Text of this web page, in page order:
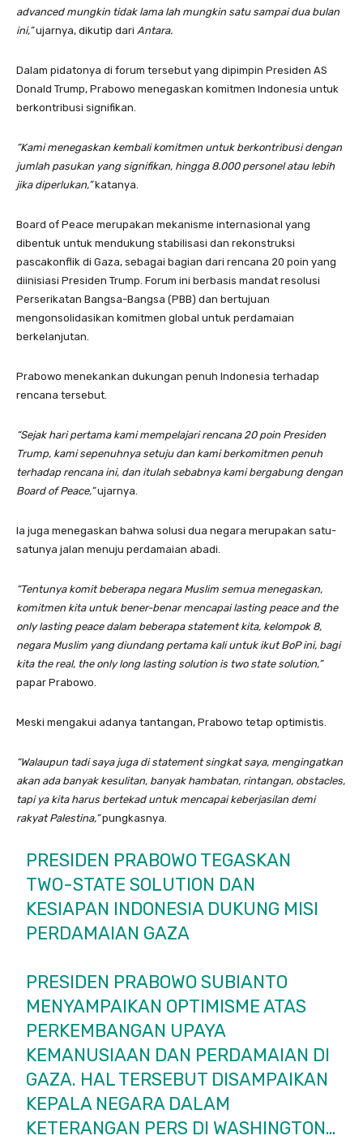
advanced mungkin tidak lama lah mungkin satu sampai dua bulan
ini,”ujarnya, dikutip dari Antara.
Dalam pidatonya di forum tersebut yang dipimpin Presiden AS
Donald Trump, Prabowo menegaskan komitmen Indonesia untuk
berkontribusi signifikan.
“Kami menegaskan kembali komitmen untuk berkontribusi dengan
jumlah pasukan yang signifikan, hingga 8.000 personel atau lebih
jika diperlukan,”katanya.
Board of Peace merupakan mekanisme internasional yang
dibentuk untuk mendukung stabilisasi dan rekonstruksi
pascakonflik di Gaza, sebagai bagian dari rencana 20 poin yang
diinisiasi Presiden Trump. Forum ini berbasis mandat resolusi
Perserikatan Bangsa-Bangsa (PBB) dan bertujuan
mengonsolidasikan komitmen global untuk perdamaian
berkelanjutan.
Prabowo menekankan dukungan penuh Indonesia terhadap
rencana tersebut.
“Sejak hari pertama kami mempelajari rencana 20 poin Presiden
Trump, kami sepenuhnya setuju dan kami berkomitmen penuh
terhadap rencana ini, dan itulah sebabnya kami bergabung dengan
Board of Peace,”ujarnya.
Ia juga menegaskan bahwa solusi dua negara merupakan satu-
satunya jalan menuju perdamaian abadi.
“Tentunya komit beberapa negara Muslim semua menegaskan,
komitmen kita untuk bener-benar mencapai lasting peace and the
only lasting peace dalam beberapa statement kita, kelompok 8,
negara Muslim yang diundang pertama kali untuk ikut BoP ini, bagi
kita the real, the only long lasting solution is two state solution,”
papar Prabowo.
Meski mengakui adanya tantangan, Prabowo tetap optimistis.
“Walaupun tadi saya juga di statement singkat saya, mengingatkan
akan ada banyak kesulitan, banyak hambatan, rintangan, obstacles,
tapi ya kita harus bertekad untuk mencapai keberjasilan demi
rakyat Palestina,”pungkasnya.
PRESIDEN PRABOWO TEGASKAN
TWO-STATE SOLUTION DAN
KESIAPAN INDONESIA DUKUNG MISI
PERDAMAIAN GAZA
PRESIDEN PRABOWO SUBIANTO
MENYAMPAIKAN OPTIMISME ATAS
PERKEMBANGAN UPAYA
KEMANUSIAAN DAN PERDAMAIAN DI
GAZA. HAL TERSEBUT DISAMPAIKAN
KEPALA NEGARA DALAM
KETERANGAN PERS DI WASHINGTON…